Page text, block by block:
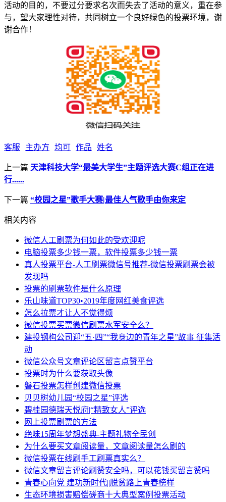
活动的目的，不要过分要求名次而失去了活动的意义，重在参
与，望大家理性对待，共同树立一个良好绿色的投票环境，谢
谢合作！
客服 主办方 均可 作品 姓名
上一篇 天津科技大学“最美大学生”主题评选大赛C组正在进
行......
下一篇 “校园之星”歌手大赛|最佳人气歌手由你来定
相关内容
微信人工刷票为何如此的受欢迎呢
电脑投票多少钱一票，软件投票多少钱一票
真人投票平台-人工刷票微信号推荐-微信投票刷票会被
发现吗
投票的刷票软件是什么原理
乐山味道TOP30•2019年度网红美食评选
怎么拉票才让人不觉得烦
微信投票买票微信刷票水军安全么？
建投钢构公司迎“五·四”“我身边的青年之星”故事 征集活
动
微信公众号文章评论区留言点赞平台
投票时为什么要获取头像
磐石投票怎样创建微信投票
贝贝树幼儿园“校园之星”评选
碧桂园德瑞天悦府|“精致女人”评选
网上投票刷票的方法
绝味15周年梦想盛典-主题礼物全民创
为什么要买文章阅读量，文章阅读量怎么刷的
微信投票在线刷手工刷票真实么？
微信文章留言评论刷赞安全吗，可以花钱买留言赞吗
青春心向党 建功新时代||脱贫路上青春榜样
生态环境损害赔偿磋商十大典型案例投票活动